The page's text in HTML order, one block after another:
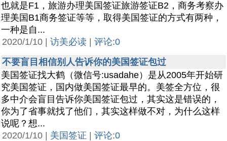
也就是F1，旅游办理美国签证旅游签证B2，商务考察办
理美国B1商务签证等等，取得美国签证的方式有两种，
一种是自...
2020/1/10 | 访美必读
评论:0
不要盲目相信别人告诉你的美国签证包过
美国签证找大鹤（微信号:usadahe）是从2005年开始研
究美国签证，国内做美国签证最早的。美签全方位，很
多中介会盲目告诉你美国签证包过，其实这是错误的，
你为了省事就找了他们，其实这样做不对，为什么这样
说呢？想...
2020/1/10 | 美国签证
评论:0